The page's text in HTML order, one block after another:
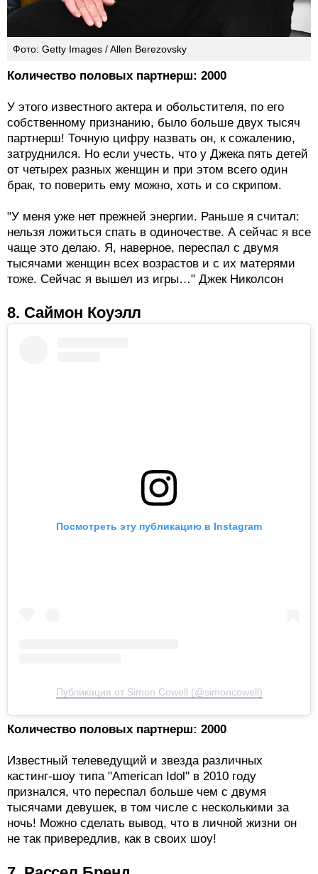
Фото: Getty Images / Allen Berezovsky
Количество половых партнерш: 2000
У этого известного актера и обольстителя, по его
собственному признанию, было больше двух тысяч
партнерш! Точную цифру назвать он, к сожалению,
затруднился. Но если учесть, что у Джека пять детей
от четырех разных женщин и при этом всего один
брак, то поверить ему можно, хоть и со скрипом.
"У меня уже нет прежней энергии. Раньше я считал:
нельзя ложиться спать в одиночестве. А сейчас я все
чаще это делаю. Я, наверное, переспал с двумя
тысячами женщин всех возрастов и с их матерями
тоже. Сейчас я вышел из игры…" Джек Николсон
8. Саймон Коуэлл
Посмотреть эту публикацию в Instagram
Публикация от Simon Cowell (@simoncowell)
Количество половых партнерш: 2000
Известный телеведущий и звезда различных
кастинг-шоу типа "American Idol" в 2010 году
признался, что переспал больше чем с двумя
тысячами девушек, в том числе с несколькими за
ночь! Можно сделать вывод, что в личной жизни он
не так привередлив, как в своих шоу!